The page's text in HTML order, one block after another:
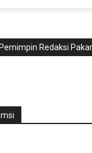
Pemimpin Redaksi